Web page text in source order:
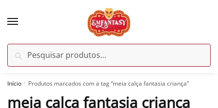
por:
Pesquisar
Início / Produtos marcados com a tag “meia calça fantasia criança”
meia calça fantasia criança